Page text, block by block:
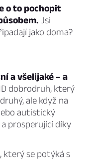
o to pochopit
Jsi
jako doma?
a všelijaké – a
dobrodruh, který
ale když na
autistický
prosperující díky
který se potýká s